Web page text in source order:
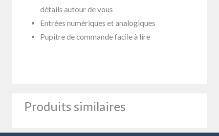
détails autour de vous
Entrées numériques et analogiques
Pupitre de commande facile à lire
Produits similaires